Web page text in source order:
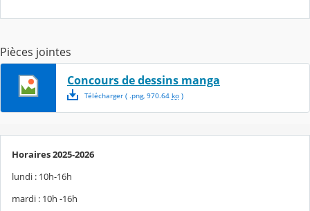
Pièces jointes
Concours de dessins manga
Télécharger( .png, 970.64 ko)
Horaires 2025-2026
lundi : 10h-16h
mardi : 10h -16h